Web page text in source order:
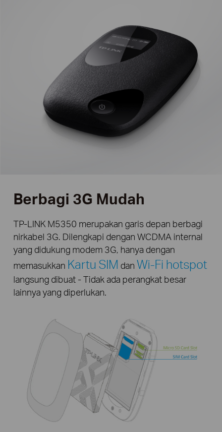
Berbagi 3G Mudah
TP-LINK M5350 merupakan garis depan berbagi
nirkabel 3G. Dilengkapi dengan WCDMA internal
yang didukung modem 3G, hanya dengan
memasukkan Kartu SIM dan Wi-Fi hotspot
langsung dibuat - Tidak ada perangkat besar
lainnya yang diperlukan.